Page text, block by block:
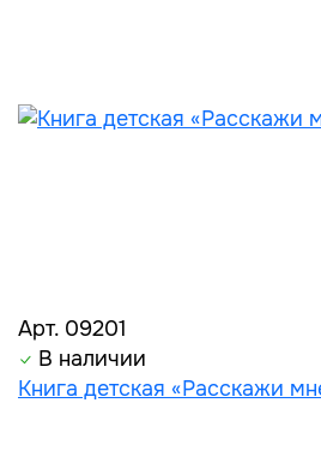
Арт. 09201
В наличии
Книга детская «Расскажи